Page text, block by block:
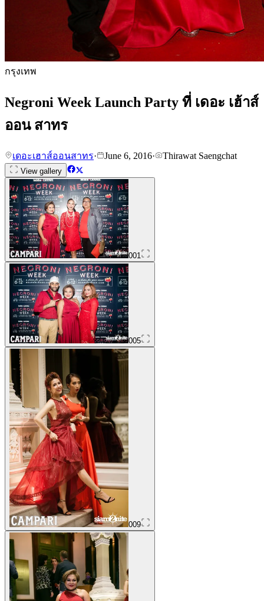
กรุงเทพ
Negroni Week Launch Party ที่ เดอะ เฮ้าส์
ออน สาทร
เดอะเฮาส์ออนสาทร· June 6, 2016· Thirawat Saengchat
View gallery
001
005
009